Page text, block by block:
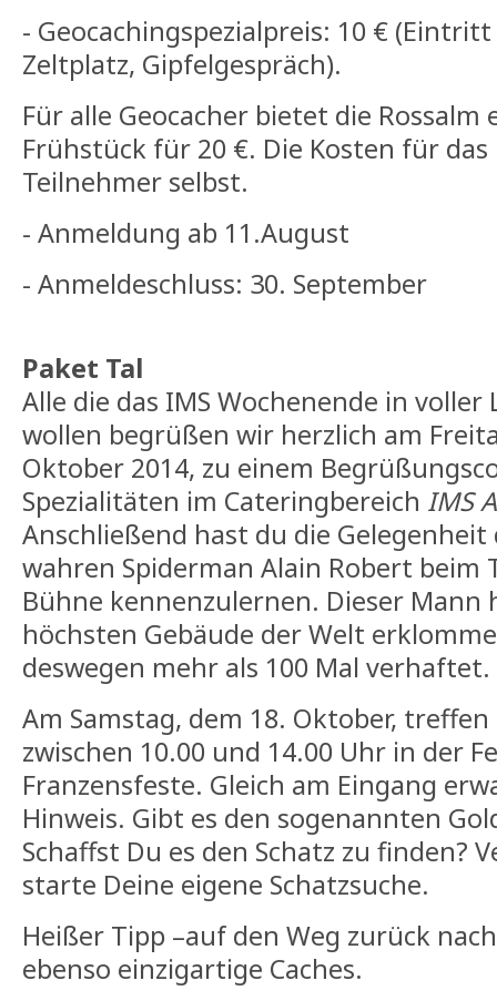
- Geocachingspezialpreis: 10 €
Zeltplatz, Gipfelgespräch).
Für alle Geocacher bietet die
Frühstück für 20 €. Die Kosten für
Teilnehmer selbst.
- Anmeldung ab 11.August
- Anmeldeschluss: 30. September
Paket Tal
Alle die das IMS Wochenende in voller
wollen begrüßen wir herzlich am
Oktober 2014, zu einem
Spezialitäten im Cateringbereich IMS
Anschließend hast du die
wahren Spiderman Alain Robert beim
Bühne kennenzulernen. Dieser Mann
höchsten Gebäude der Welt
deswegen mehr als 100 Mal verhaftet.
Am Samstag, dem 18. Oktober, treffen
zwischen 10.00 und 14.00 Uhr in der
Franzensfeste. Gleich am Eingang
Hinweis. Gibt es den sogenannten
Schaffst Du es den Schatz zu finden?
starte Deine eigene Schatzsuche.
Heißer Tipp –auf den Weg zurück
ebenso einzigartige Caches.